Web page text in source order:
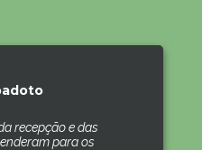
recepção e das
para os